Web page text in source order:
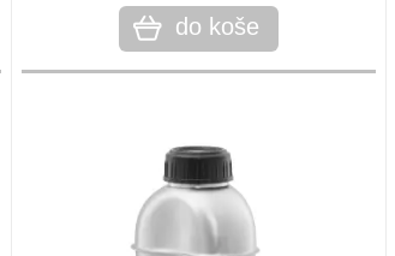
do koše